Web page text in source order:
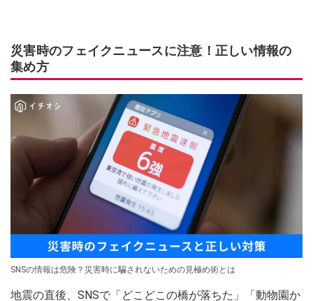
災害時のフェイクニュースに注意！正しい情報の
集め方
SNSの情報は危険？災害時に騙されないための見極め術とは
地震の直後、SNSで「どこどこの橋が落ちた」「動物園か